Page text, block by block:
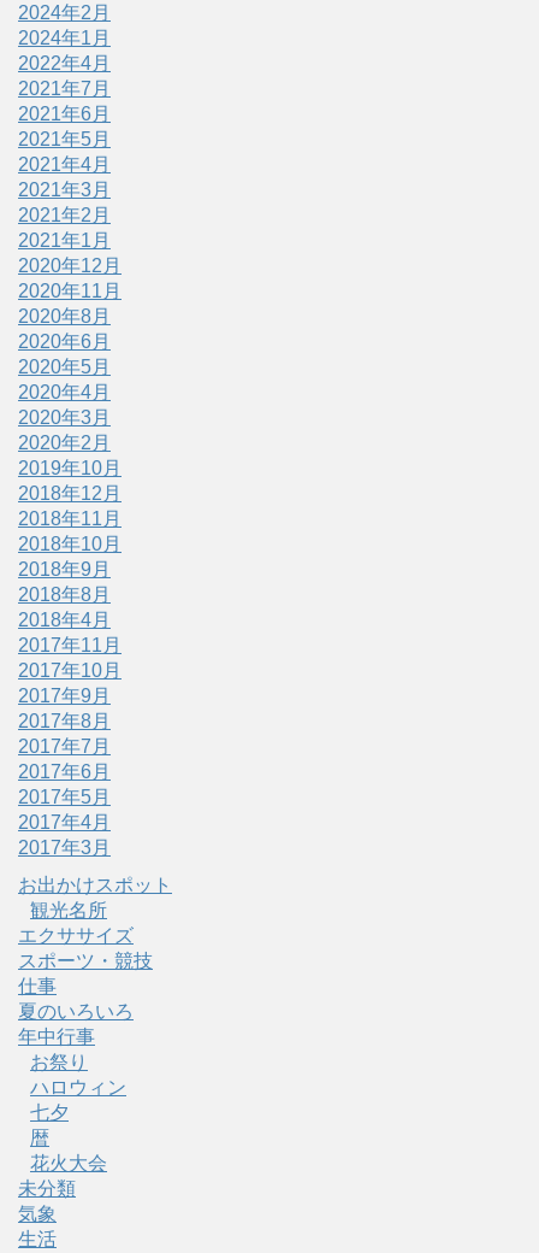
2024年2月
2024年1月
2022年4月
2021年7月
2021年6月
2021年5月
2021年4月
2021年3月
2021年2月
2021年1月
2020年12月
2020年11月
2020年8月
2020年6月
2020年5月
2020年4月
2020年3月
2020年2月
2019年10月
2018年12月
2018年11月
2018年10月
2018年9月
2018年8月
2018年4月
2017年11月
2017年10月
2017年9月
2017年8月
2017年7月
2017年6月
2017年5月
2017年4月
2017年3月
お出かけスポット
観光名所
エクササイズ
スポーツ・競技
仕事
夏のいろいろ
年中行事
お祭り
ハロウィン
七夕
暦
花火大会
未分類
気象
生活